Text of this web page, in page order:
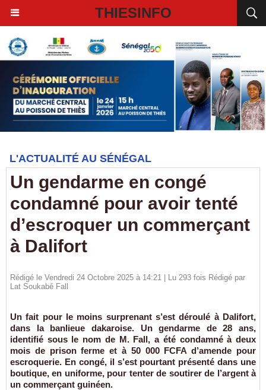
THIESINFO
L'ACTUALITÉ AU SÉNÉGAL
Un gendarme en congé
condamné pour avoir tenté
d’escroquer un commerçant
à Dalifort
Rédigé le Vendredi 24 Octobre 2025 à 14:21 | Lu 293 fois Rédigé par
Lat Soukabé Fall
Un fait pour le moins surprenant s’est déroulé à Dalifort,
dans la banlieue dakaroise. Un gendarme de 28 ans,
identifié sous le nom de M. Fall, a été condamné à deux
mois de prison ferme et à 50 000 FCFA d’amende pour
escroquerie. En congé, il s’est pourtant présenté dans une
boutique, en uniforme, pour tenter de soutirer de l’argent à
un commerçant guinéen.